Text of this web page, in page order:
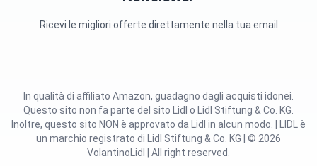
Ricevi le migliori offerte direttamente nella tua email
Questo sito non fa parte del sito Lidl o Lidl Stiftung & Co. KG.
Inoltre, questo sito NON è approvato da Lidl in alcun modo. | LIDL è
un marchio registrato di Lidl Stiftung & Co. KG | © 2026
VolantinoLidl | All right reserved.
In qualità di affiliato Amazon, guadagno dagli acquisti idonei.